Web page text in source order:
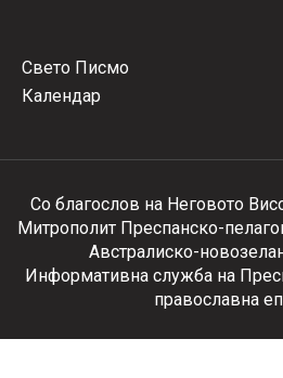
Свето Писмо
Календар
Со благослов на Неговото
Митрополит Преспанско-
Австралиско-
Информативна служба на
православна